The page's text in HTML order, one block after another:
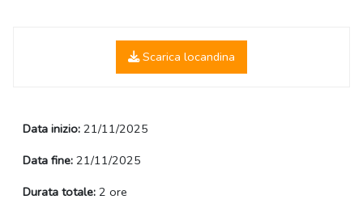
Scarica locandina
Data inizio: 21/11/2025
Data fine: 21/11/2025
Durata totale: 2 ore